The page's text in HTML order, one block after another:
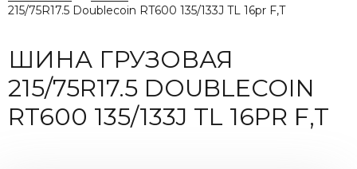
215/75R17.5 Doublecoin RT600 135/133J TL 16pr F,T
ШИНА ГРУЗОВАЯ
215/75R17.5 DOUBLECOIN
RT600 135/133J TL 16PR F,T